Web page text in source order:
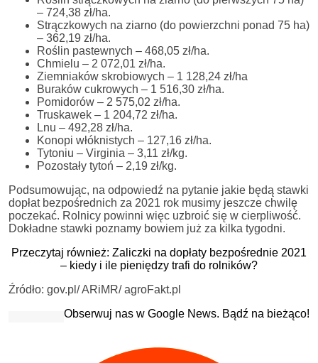
– 724,38 zł/ha.
Strączkowych na ziarno (do powierzchni ponad 75 ha)
– 362,19 zł/ha.
Roślin pastewnych – 468,05 zł/ha.
Chmielu – 2 072,01 zł/ha.
Ziemniaków skrobiowych – 1 128,24 zł/ha
Buraków cukrowych – 1 516,30 zł/ha.
Pomidorów – 2 575,02 zł/ha.
Truskawek – 1 204,72 zł/ha.
Lnu – 492,28 zł/ha.
Konopi włóknistych – 127,16 zł/ha.
Tytoniu – Virginia – 3,11 zł/kg.
Pozostały tytoń – 2,19 zł/kg.
Podsumowując, na odpowiedź na pytanie jakie będą stawki
dopłat bezpośrednich za 2021 rok musimy jeszcze chwilę
poczekać. Rolnicy powinni więc uzbroić się w cierpliwość.
Dokładne stawki poznamy bowiem już za kilka tygodni.
Przeczytaj również: Zaliczki na dopłaty bezpośrednie 2021
– kiedy i ile pieniędzy trafi do rolników?
Źródło: gov.pl/ ARiMR/ agroFakt.pl
Obserwuj nas w Google News. Bądź na bieżąco!